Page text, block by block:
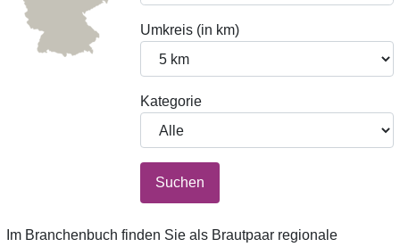
Umkreis (in km)
Kategorie
Suchen
Im Branchenbuch finden Sie als Brautpaar regionale